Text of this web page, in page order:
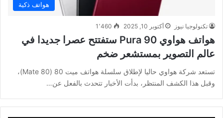
هواتف ذكية
تكنولوجيا نيوز أكتوبر 10, 2025 1٬460
هواتف هواوي Pura 90 ستفتتح عصرا جديدا في
عالم التصوير بمستشعر ضخم
تستعد شركة هواوي حاليا لإطلاق سلسلة هواتف ميت 80 (Mate 80)،
وقبل هذا الكشف المنتظر، بدأت الأخبار تتحدث بالفعل عن…